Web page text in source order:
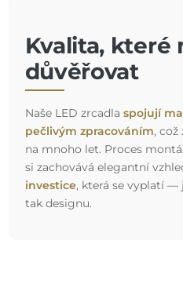
Kvalita, které
důvěřovat
Naše LED zrcadla spojují
pečlivým zpracováním,
na mnoho let. Proces
si zachovává elegantní
investice, která se vyplatí —
tak designu.